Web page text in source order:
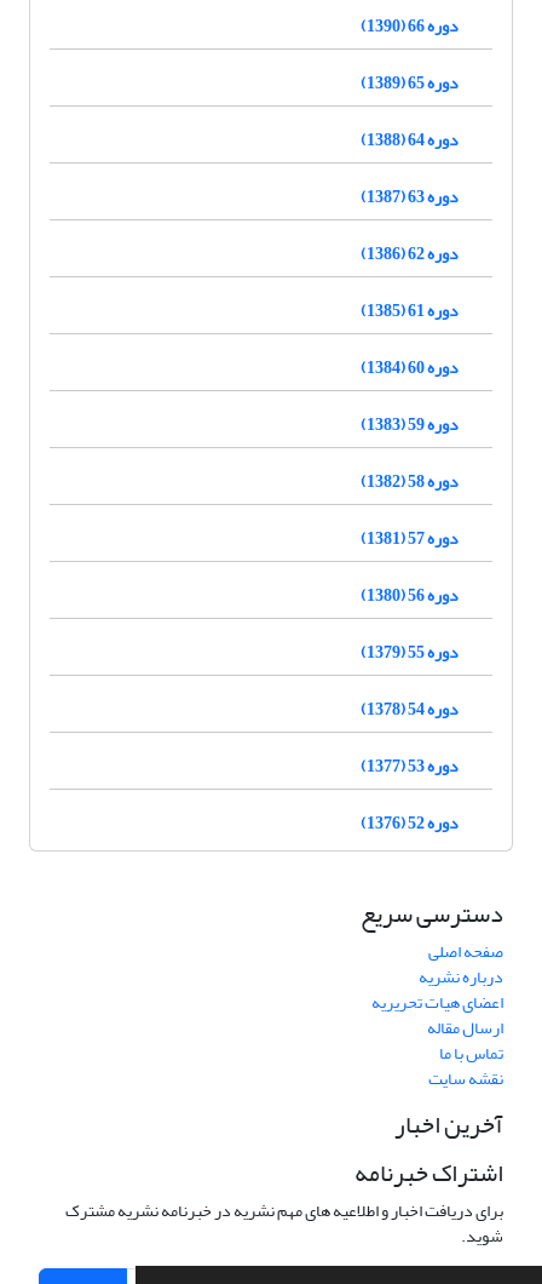
دوره 66 (1390)
دوره 65 (1389)
دوره 64 (1388)
دوره 63 (1387)
دوره 62 (1386)
دوره 61 (1385)
دوره 60 (1384)
دوره 59 (1383)
دوره 58 (1382)
دوره 57 (1381)
دوره 56 (1380)
دوره 55 (1379)
دوره 54 (1378)
دوره 53 (1377)
دوره 52 (1376)
دسترسی سریع
صفحه اصلی
درباره نشریه
اعضای هیات تحریریه
ارسال مقاله
تماس با ما
نقشه سایت
آخرین اخبار
اشتراک خبرنامه
برای دریافت اخبار و اطلاعیه های مهم نشریه در خبرنامه نشریه مشترک
شوید.